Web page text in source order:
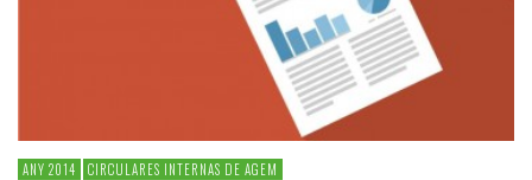
ANY 2014 CIRCULARES INTERNAS DE AGEM